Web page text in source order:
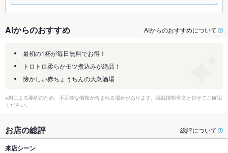
AIからのおすすめ AIからのおすすめについて
最初の1杯が毎日無料でお得！
トロトロ柔らかモツ煮込みが絶品！
懐かしい赤ちょうちんの大衆酒場
※AIによる要約のため、不正確な情報が含まれる場合があります。掲載情報全文と併せてご確認
ください。
お店の総評 総評について
来店シーン